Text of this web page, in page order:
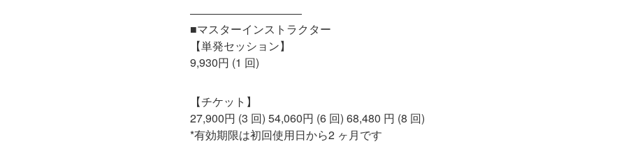
――――――――――
■マスターインストラクター
【単発セッション】
9,930円 (1 回)
【チケット】
27,900円 (3 回) 54,060円 (6 回) 68,480 円 (8 回)
*有効期限は初回使用日から2 ヶ月です